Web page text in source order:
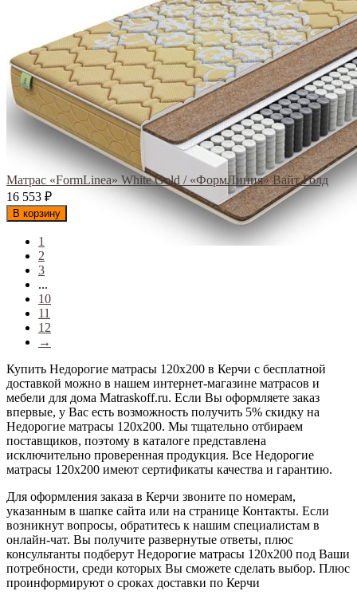
Матрас «FormLinea» White Gold / «ФормЛиния» Вайт Голд
16 553 ₽
В корзину
1
2
3
...
10
11
12
→
Купить Недорогие матрасы 120х200 в Керчи с бесплатной
доставкой можно в нашем интернет-магазине матрасов и
мебели для дома Matraskoff.ru. Если Вы оформляете заказ
впервые, у Вас есть возможность получить 5% скидку на
Недорогие матрасы 120х200. Мы тщательно отбираем
поставщиков, поэтому в каталоге представлена
исключительно проверенная продукция. Все Недорогие
матрасы 120х200 имеют сертификаты качества и гарантию.
Для оформления заказа в Керчи звоните по номерам,
указанным в шапке сайта или на странице Контакты. Если
возникнут вопросы, обратитесь к нашим специалистам в
онлайн-чат. Вы получите развернутые ответы, плюс
консультанты подберут Недорогие матрасы 120х200 под Ваши
потребности, среди которых Вы сможете сделать выбор. Плюс
проинформируют о сроках доставки по Керчи